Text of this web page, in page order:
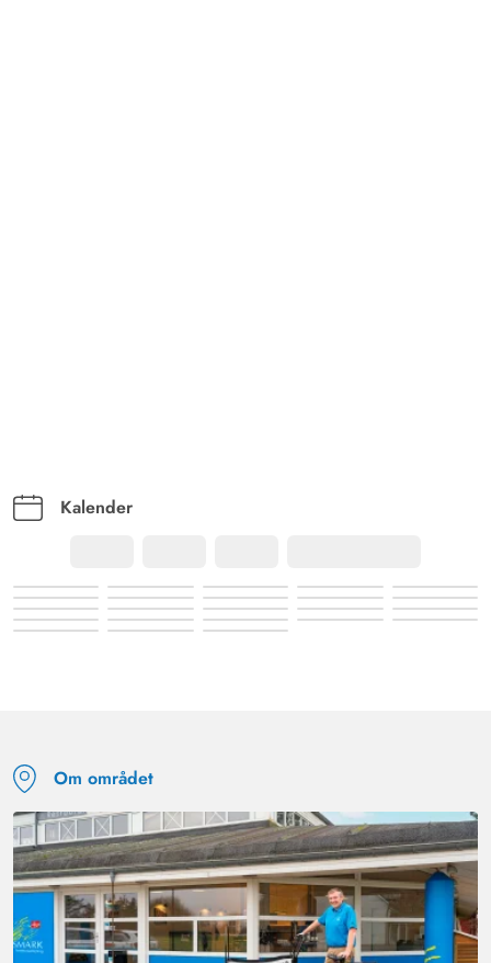
Kalender
Om området